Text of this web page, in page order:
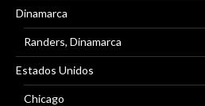
Dinamarca
Randers, Dinamarca
Estados Unidos
Chicago